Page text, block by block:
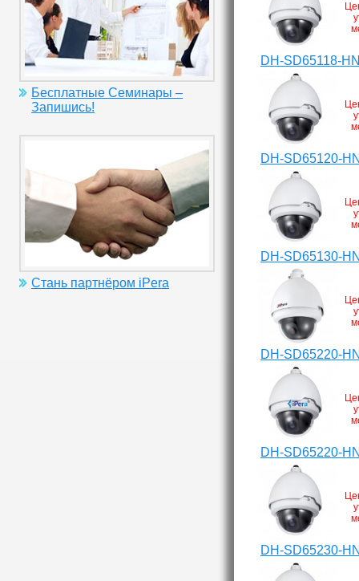
Бесплатные Семинары –
Запишись!
Стань партнёром iPera
DH-SD65118-
DH-SD65120-
DH-SD65130-
DH-SD65220-
DH-SD65220-
DH-SD65230-